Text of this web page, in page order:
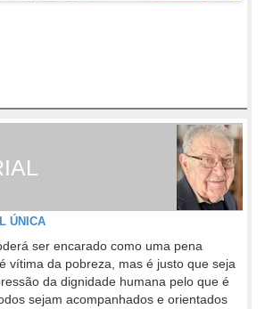
ÚNICA
ser encarado como uma pena
vítima da pobreza, mas é justo que seja
da dignidade humana pelo que é
sejam acompanhados e orientados